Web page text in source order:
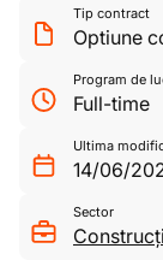
Tip contract
Optiune
Program de
Full-time
Ultima
14/06/
Sector